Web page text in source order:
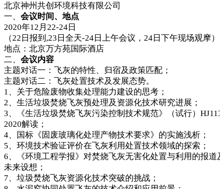
北京神州共创环境科技有限公司
一、 会议时间、地点
2020年12月22-24日
（22日报到,23日全天-24日上午会议，24日下午现场观摩）
地点：北京万方苑国际酒店
二、 会议内容
主题对话一：飞灰的特性、归宿及政策匹配；
主题对话二：飞灰处置技术及发展态势。
1、关于危险废物收集处理能力建设的思考；
2、生活垃圾焚烧飞灰预处理及资源化技术研究进展；
3、《生活垃圾焚烧飞灰污染控制技术规范》（试行）
2020解读；
4、国标《固废玻璃化处理产物技术要求》的实施浅析；
5、环境技术验证评价在飞灰利用处置技术领域的探索；
6、《环境工程学报》对焚烧飞灰无害化处置与利用的报道
未来设想；
7、垃圾焚烧飞灰资源化技术突破的挑战；